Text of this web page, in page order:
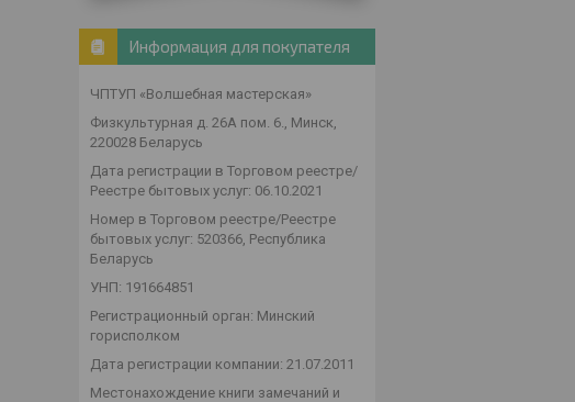
Информация для покупателя
ЧПТУП «Волшебная мастерская»
Физкультурная д. 26А пом. 6., Минск,
220028 Беларусь
Дата регистрации в Торговом реестре/
Реестре бытовых услуг: 06.10.2021
Номер в Торговом реестре/Реестре
бытовых услуг: 520366, Республика
Беларусь
УНП: 191664851
Регистрационный орган: Минский
горисполком
Дата регистрации компании: 21.07.2011
Местонахождение книги замечаний и